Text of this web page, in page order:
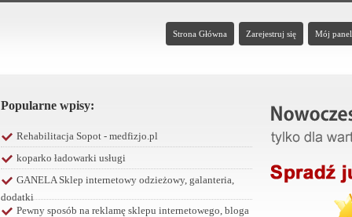
Strona Główna Zarejestruj się Mój panel
Popularne wpisy:
Rehabilitacja Sopot - medfizjo.pl
koparko ładowarki usługi
GANELA Sklep internetowy odzieżowy, galanteria,
dodatki
Pewny sposób na reklamę sklepu internetowego, bloga